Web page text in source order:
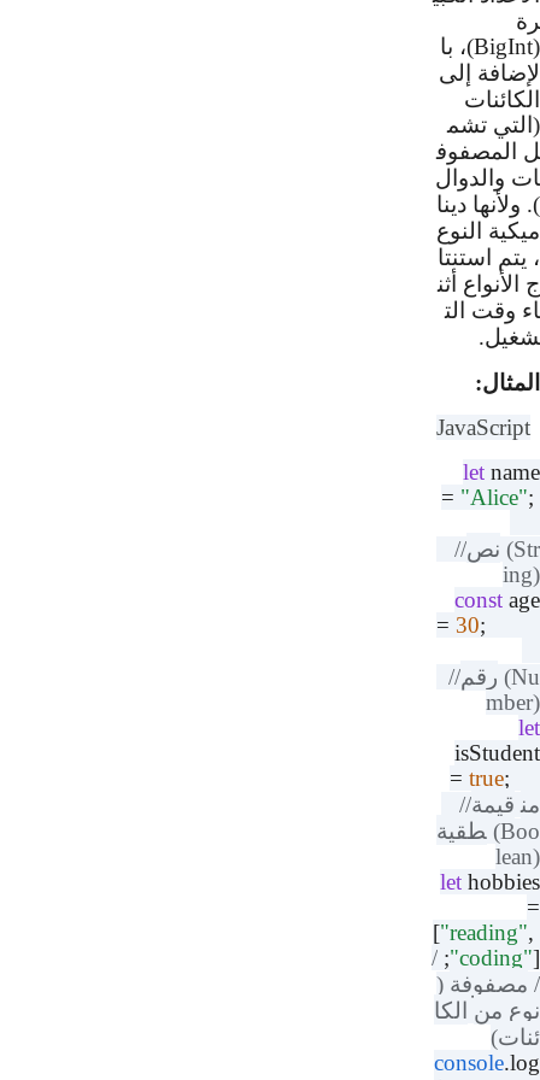
)، با
إلى
تشم
المصفوف
والدوال
ولأنها دينا
النوع
استنتا
الأنواع أثن
وقت الت
.
:
let
=
//نص
const
=30
//رقم
=true
//قيمة
طقية
let
[
/
(
من الكا
)
console